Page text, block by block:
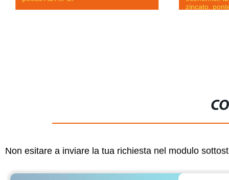
zincato,
Non esitare a inviare la tua richiesta nel modulo